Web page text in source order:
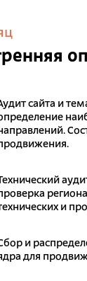
сайта и
и
и
для